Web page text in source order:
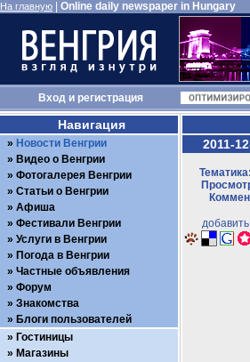
На главную Online daily newspaper in Hungary
Входи регистрация
2011-
Навигация
Новости Венгрии
Видео о Венгрии
Фотогалерея Венгрии
Статьи о Венгрии
Афиша
Фестивали Венгрии
Услуги в Венгрии
Погода в Венгрии
Частные объявления
Форум
Знакомства
Блоги пользователей
Гостиницы
Магазины